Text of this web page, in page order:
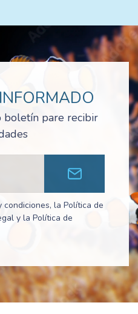
boletín pare recibir
la Política de
y la Política de